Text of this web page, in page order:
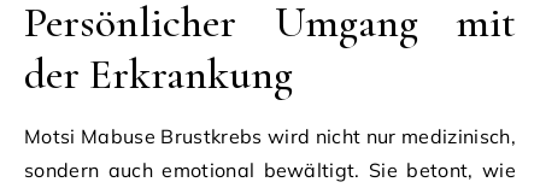
Persönlicher Umgang mit
der Erkrankung
Motsi Mabuse Brustkrebs wird nicht nur medizinisch,
sondern auch emotional bewältigt. Sie betont, wie